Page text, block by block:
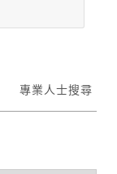
專業人士搜尋